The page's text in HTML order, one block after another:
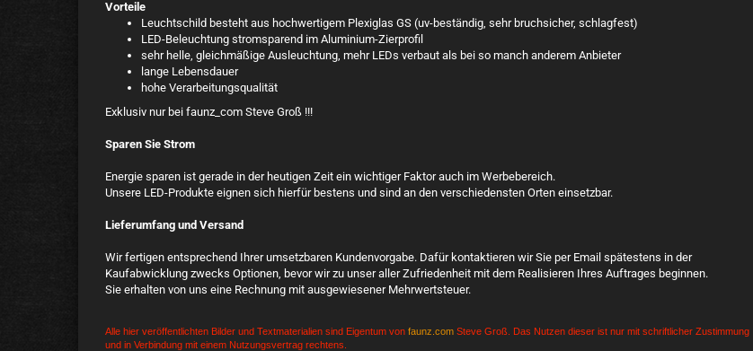
Vorteile
Leuchtschild besteht aus hochwertigem Plexiglas GS (uv-beständig, sehr bruchsicher, schlagfest)
LED-Beleuchtung stromsparend im Aluminium-Zierprofil
sehr helle, gleichmäßige Ausleuchtung, mehr LEDs verbaut als bei so manch anderem Anbieter
lange Lebensdauer
hohe Verarbeitungsqualität
Exklusiv nur bei faunz_com Steve Groß !!!
Sparen Sie Strom
Energie sparen ist gerade in der heutigen Zeit ein wichtiger Faktor auch im Werbebereich.
Unsere LED-Produkte eignen sich hierfür bestens und sind an den verschiedensten Orten einsetzbar.
Lieferumfang und Versand
Wir fertigen entsprechend Ihrer umsetzbaren Kundenvorgabe. Dafür kontaktieren wir Sie per Email spätestens in der
Kaufabwicklung zwecks Optionen, bevor wir zu unser aller Zufriedenheit mit dem Realisieren Ihres Auftrages beginnen.
Sie erhalten von uns eine Rechnung mit ausgewiesener Mehrwertsteuer.
Alle hier veröffentlichten Bilder und Textmaterialien sind Eigentum von faunz.com Steve Groß. Das Nutzen dieser ist nur mit schriftlicher Zustimmung
und in Verbindung mit einem Nutzungsvertrag rechtens.